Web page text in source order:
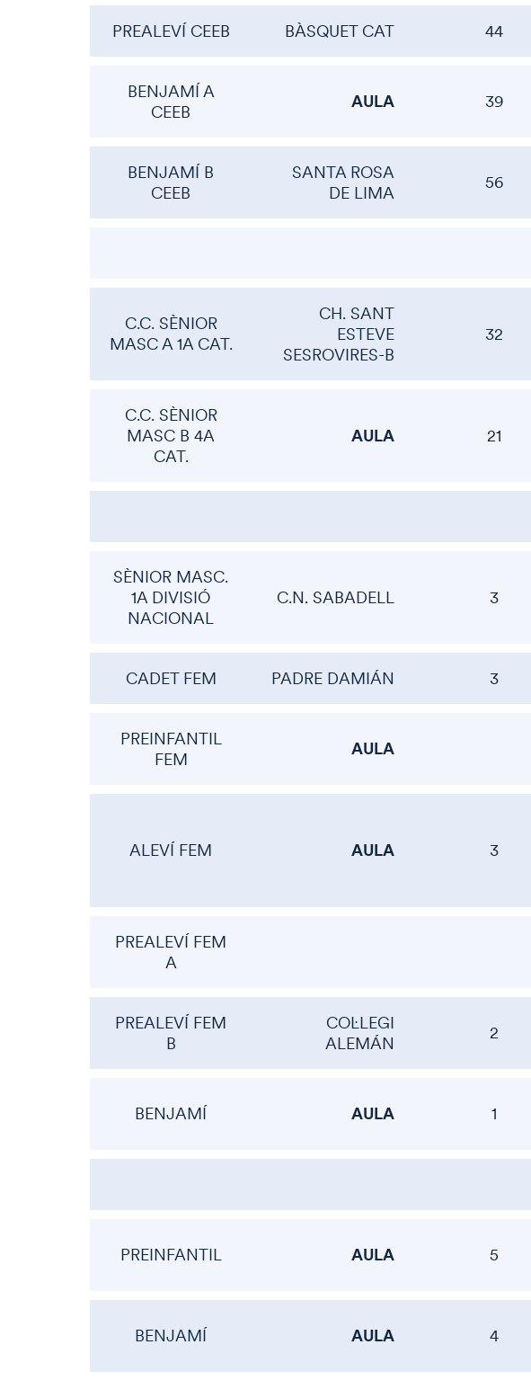
PREALEVÍ CEEB BÀSQUET CAT 44
BENJAMÍ A
CEEB
AULA 39
BENJAMÍ B
CEEB
SANTA ROSA
DE LIMA
56
C.C. SÈNIOR
MASC A 1A CAT.
CH. SANT
ESTEVE
SESROVIRES-B
32
C.C. SÈNIOR
MASC B 4A
CAT.
AULA 21
SÈNIOR MASC.
1A DIVISIÓ
NACIONAL
C.N. SABADELL 3
CADET FEM PADRE DAMIÁN 3
PREINFANTIL
FEM
AULA
ALEVÍ FEM AULA 3
PREALEVÍ FEM
A
PREALEVÍ FEM
B
COL·LEGI
ALEMÁN
2
BENJAMÍ AULA 1
PREINFANTIL AULA 5
BENJAMÍ AULA 4